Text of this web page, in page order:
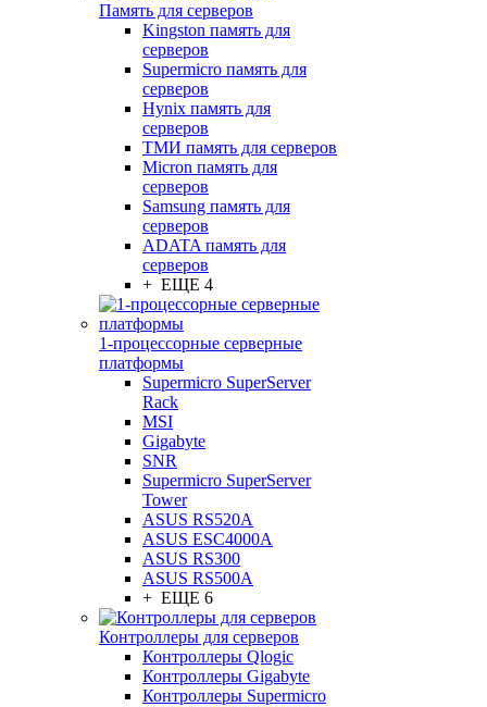
Память для серверов
Kingston память для
серверов
Supermicro память для
серверов
Hynix память для
серверов
ТМИ память для серверов
Micron память для
серверов
Samsung память для
серверов
ADATA память для
серверов
+ ЕЩЕ 4
1-процессорные серверные
платформы
Supermicro SuperServer
Rack
MSI
Gigabyte
SNR
Supermicro SuperServer
Tower
ASUS RS520A
ASUS ESC4000A
ASUS RS300
ASUS RS500A
+ ЕЩЕ 6
Контроллеры для серверов
Контроллеры Qlogic
Контроллеры Gigabyte
Контроллеры Supermicro